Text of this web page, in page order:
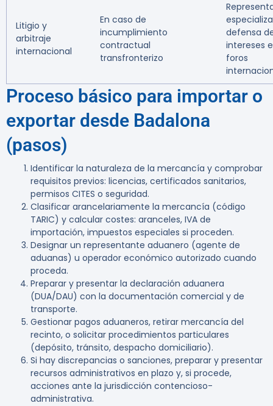
Litigio y
arbitraje
internacional
En caso de
incumplimiento
contractual
transfronterizo
defensa
intereses
foros
Proceso básico para importar o
exportar desde Badalona
(pasos)
Identificar la naturaleza de la mercancía y comprobar
requisitos previos: licencias, certificados sanitarios,
permisos CITES o seguridad.
Clasificar arancelariamente la mercancía (código
TARIC) y calcular costes: aranceles, IVA de
importación, impuestos especiales si proceden.
Designar un representante aduanero (agente de
aduanas) u operador económico autorizado cuando
proceda.
Preparar y presentar la declaración aduanera
(DUA/DAU) con la documentación comercial y de
transporte.
Gestionar pagos aduaneros, retirar mercancía del
recinto, o solicitar procedimientos particulares
(depósito, tránsito, despacho domiciliario).
Si hay discrepancias o sanciones, preparar y presentar
recursos administrativos en plazo y, si procede,
acciones ante la jurisdicción contencioso-
administrativa.